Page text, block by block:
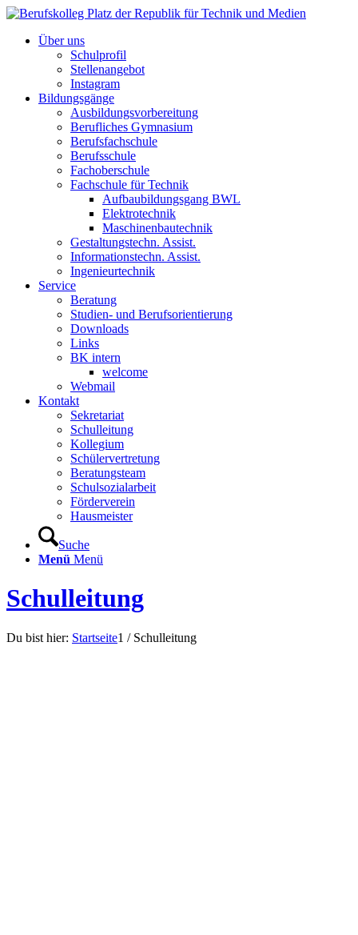
Über uns
Schulprofil
Stellenangebot
Instagram
Bildungsgänge
Ausbildungsvorbereitung
Berufliches Gymnasium
Berufsfachschule
Berufsschule
Fachoberschule
Fachschule für Technik
Aufbaubildungsgang BWL
Elektrotechnik
Maschinenbautechnik
Gestaltungstechn. Assist.
Informationstechn. Assist.
Ingenieurtechnik
Service
Beratung
Studien- und Berufsorientierung
Downloads
Links
BK intern
welcome
Webmail
Kontakt
Sekretariat
Schulleitung
Kollegium
Schülervertretung
Beratungsteam
Schulsozialarbeit
Förderverein
Hausmeister
Suche
Menü Menü
Schulleitung
Du bist hier: Startseite1 / Schulleitung